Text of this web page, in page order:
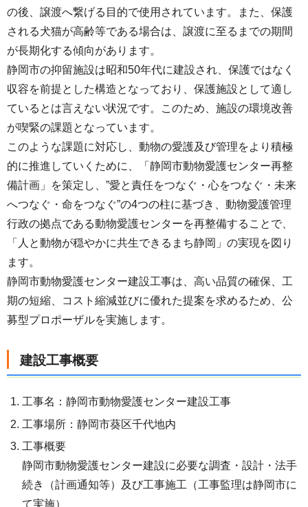
の後、譲渡へ繋げる目的で使用されています。また、保護
される犬猫が高齢等である場合は、譲渡に至るまでの期間
が長期化する傾向があります。
静岡市の抑留施設は昭和50年代に建設され、保護ではなく
収容を前提とした構造となっており、保護施設として適し
ているとは言えない状況です。このため、施設の環境改善
が喫緊の課題となっています。
このような課題に対応し、動物の愛護及び管理をより積極
的に推進していくために、「静岡市動物愛護センター再整
備計画」を策定し、”愛と責任をつなぐ・心をつなぐ・未来
へつなぐ・命をつなぐ”の4つの柱に基づき、動物愛護管理
行政の拠点である動物愛護センターを再整備することで、
「人と動物が穏やかに共生できるまち静岡」の実現を図り
ます。
静岡市動物愛護センター建設工事は、高い品質の確保、工
期の短縮、コスト縮減並びに優れた提案を求めるため、公
募型プロポーザルを実施します。
建設工事概要
工事名：静岡市動物愛護センター建設工事
工事場所：静岡市葵区千代地内
工事概要
静岡市動物愛護センター建設に必要な調査・設計・法手
続き（計画通知等）及び工事施工（工事監理は静岡市に
て実施）